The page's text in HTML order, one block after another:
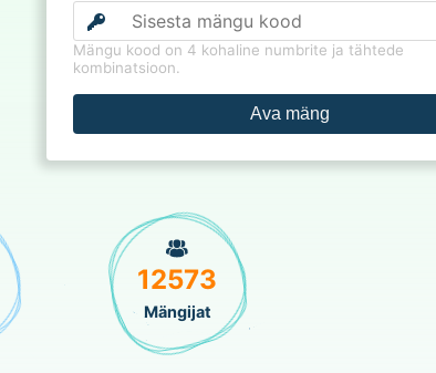
Mängu kood on 4 kohaline numbrite ja tähtede
kombinatsioon.
Ava mäng
12573
Mängijat